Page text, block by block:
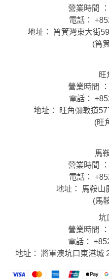
營業時間
電話：
地址： 筲箕灣東大街
(筲箕灣
旺
營業時間
電話：
地址： 旺角彌敦道
(旺角
馬
營業時間
電話：
地址： 馬鞍山
(馬鞍山
坑
營業時間
電話：
地址： 將軍澳坑口東港城